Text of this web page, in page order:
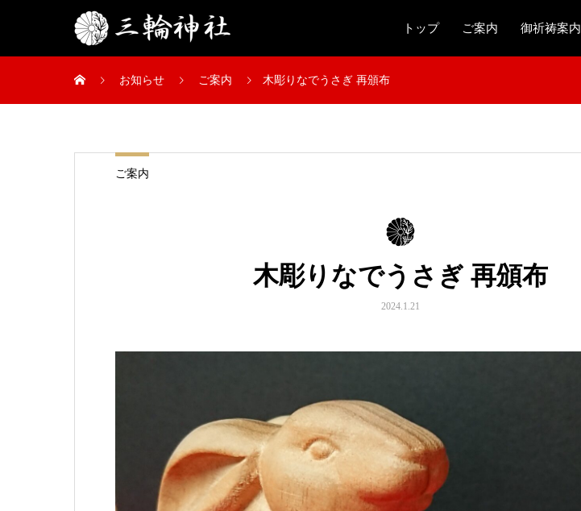
トップ ご案内 御祈祷案内
お知らせ ご案内 木彫りなでうさぎ 再頒布
ご案内
木彫りなでうさぎ 再頒布
2024.1.21